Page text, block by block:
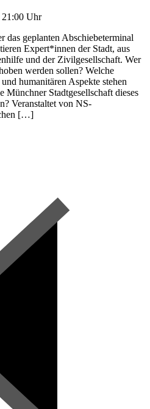
Uhr
das geplanten Abschiebeterminal
Expert*innen der Stadt, aus
und der Zivilgesellschaft. Wer
werden sollen? Welche
humanitären Aspekte stehen
Stadtgesellschaft dieses
Veranstaltet von NS-
[…]